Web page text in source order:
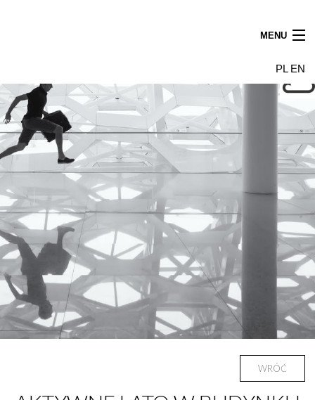
MENU
Najemcy
Budynek
Galeria
Wynajem powierzchni
Dojazd
Kontakt
PL EN
WRÓĆ